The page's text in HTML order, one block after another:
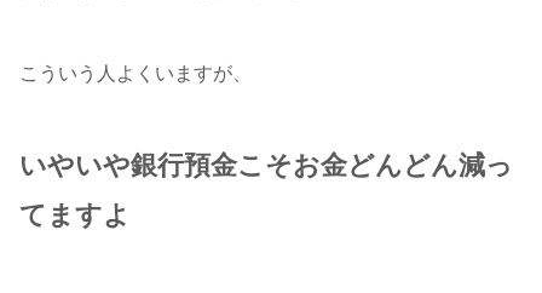
こういう人よくいますが、
いやいや銀行預金こそお金どんどん減っ
てますよ